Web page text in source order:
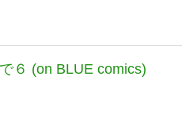
６ (on BLUE comics)